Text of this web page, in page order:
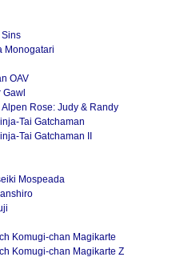
Monogatari
OAV
Alpen Rose: Judy & Randy
Tai Gatchaman
Tai Gatchaman II
Mospeada
Komugi-chan Magikarte
Komugi-chan Magikarte Z